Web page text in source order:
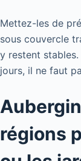
Mettez-les de
sous couvercle
y restent
jours, il ne faut
régions